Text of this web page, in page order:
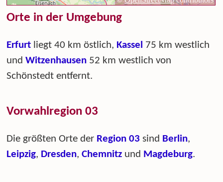
Orte in der Umgebung
Erfurt liegt 40 km östlich, Kassel 75 km westlich
undWitzenhausen 52 km westlich von
Schönstedt entfernt.
Vorwahlregion 03
Die größten Orte der Region 03 sind Berlin,
Leipzig, Dresden,Chemnitz und Magdeburg.